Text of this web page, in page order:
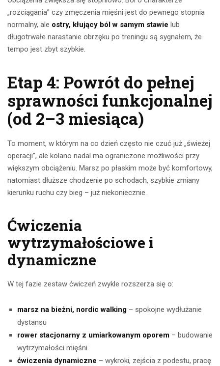
„rozciągania” czy zmęczenia mięśni jest do pewnego stopnia
normalny, ale ostry, kłujący ból w samym stawie lub
długotrwałe narastanie obrzęku po treningu są sygnałem, że
tempo jest zbyt szybkie.
Etap 4: Powrót do pełnej
sprawności funkcjonalnej
(od 2–3 miesiąca)
To moment, w którym na co dzień często nie czuć już „świeżej
operacji”, ale kolano nadal ma ograniczone możliwości przy
większym obciążeniu. Marsz po płaskim może być komfortowy,
natomiast dłuższe chodzenie po schodach, szybkie zmiany
kierunku ruchu czy bieg – już niekoniecznie.
Ćwiczenia
wytrzymałościowe i
dynamiczne
W tej fazie zestaw ćwiczeń zwykle rozszerza się o:
marsz na bieżni, nordic walking – spokojne wydłużanie
dystansu
rower stacjonarny z umiarkowanym oporem – budowanie
wytrzymałości mięśni
ćwiczenia dynamiczne – wykroki, zejścia z podestu, pracę